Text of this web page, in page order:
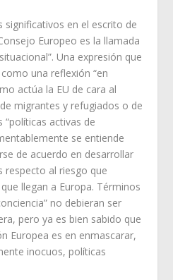
significativos en el escrito de
Europeo es la llamada
Una expresión que
una reflexión “en
actúa la EU de cara al
migrantes y refugiados o de
“políticas activas de
se entiende
de acuerdo en desarrollar
respecto al riesgo que
llegan a Europa. Términos
no debieran ser
pero ya es bien sabido que
Europea es en enmascarar,
inocuos, políticas